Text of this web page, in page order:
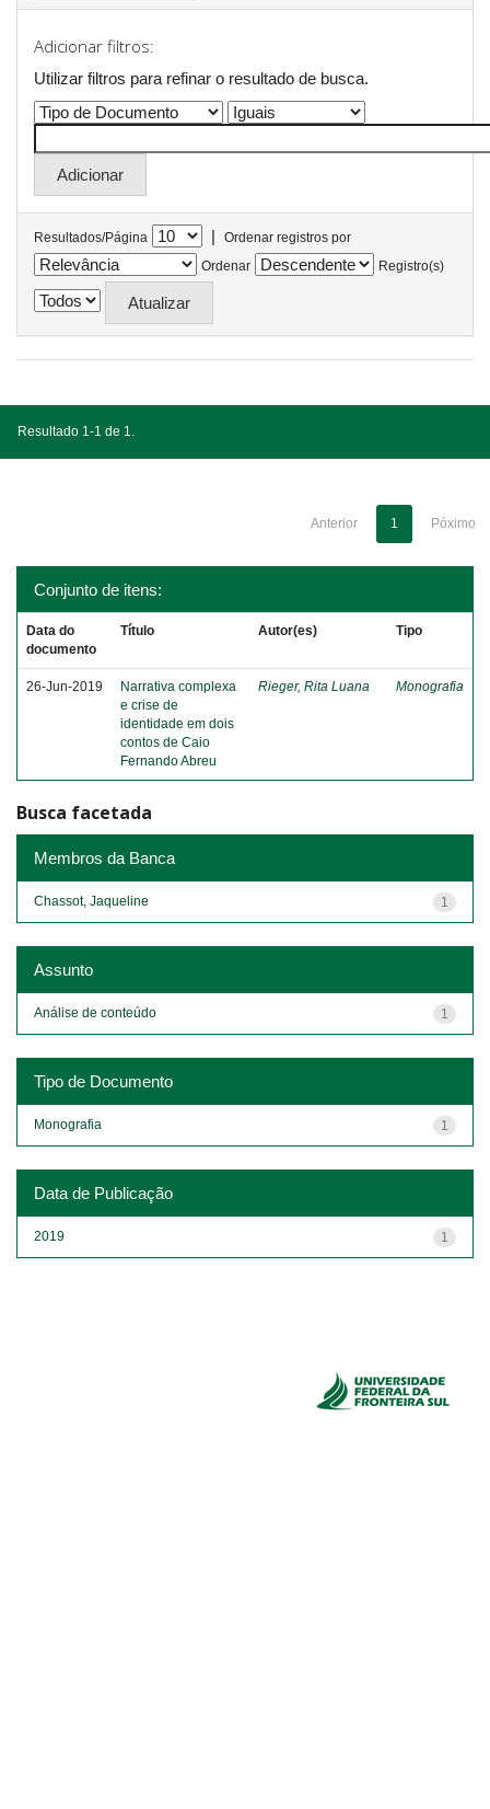
Adicionar filtros:
Utilizar filtros para refinar o resultado de busca.
Resultados/Página |
Ordenar registros por
Ordenar
Registro(s)
Resultado 1-1 de 1.
Anterior 1 Póximo
Conjunto de itens:
Data do
documento
Título Autor(es) Tipo
26-Jun-2019
Narrativa complexa
e crise de
identidade em dois
contos de Caio
Fernando Abreu
Rieger, Rita Luana Monografia
Busca facetada
Membros da Banca
1
Chassot, Jaqueline
Assunto
1
Análise de conteúdo
Tipo de Documento
1
Monografia
Data de Publicação
1
2019